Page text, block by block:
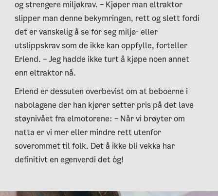
og strengere miljøkrav. – Kjøper man eltraktor
slipper man denne bekymringen, rett og slett fordi
det er vanskelig å se for seg miljø- eller
utslippskrav som de ikke kan oppfylle, forteller
Erlend. – Jeg hadde ikke turt å kjøpe noen annet
enn eltraktor nå.
Erlend er dessuten overbevist om at beboerne i
nabolagene der han kjører setter pris på det lave
støynivået fra elmotorene: – Når vi brøyter om
natta er vi mer eller mindre rett utenfor
soverommet til folk. Det å ikke bli vekka har
definitivt en egenverdi det òg!